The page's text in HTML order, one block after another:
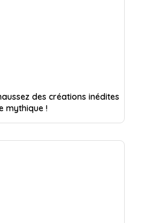
des créations inédites
mythique !